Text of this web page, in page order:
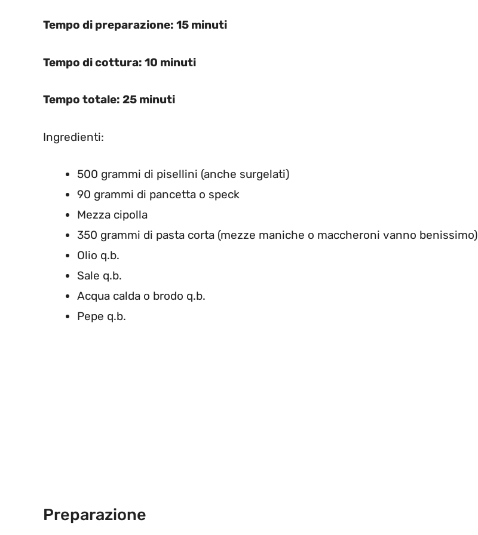
Tempo di preparazione: 15 minuti
Tempo di cottura: 10 minuti
Tempo totale: 25 minuti
Ingredienti:
500 grammi di pisellini (anche surgelati)
90 grammi di pancetta o speck
Mezza cipolla
350 grammi di pasta corta (mezze maniche o maccheroni vanno benissimo)
Olio q.b.
Sale q.b.
Acqua calda o brodo q.b.
Pepe q.b.
Preparazione